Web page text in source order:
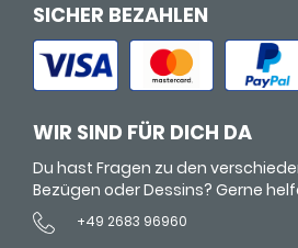
SICHER BEZAHLEN
WIR SIND FÜR DICH DA
Du hast Fragen zu den
Bezügen oder Dessins? Gerne
+49 2683 96960